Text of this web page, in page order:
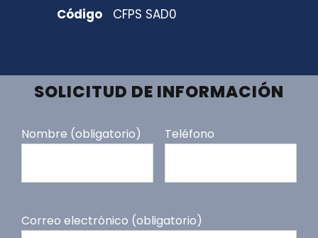
Código
CFPS SAD0
SOLICITUD DE INFORMACIÓN
Nombre (obligatorio) Teléfono
Correo electrónico (obligatorio)